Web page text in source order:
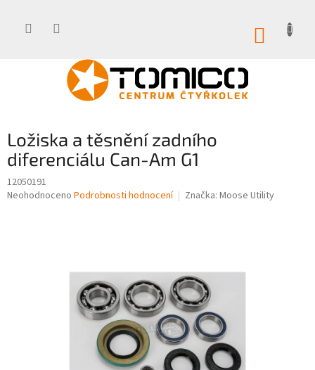
Ložiska a těsnění zadního
diferenciálu Can-Am G1
12050191
Průměrné
Neohodnoceno Podrobnosti hodnocení Značka: Moose Utility